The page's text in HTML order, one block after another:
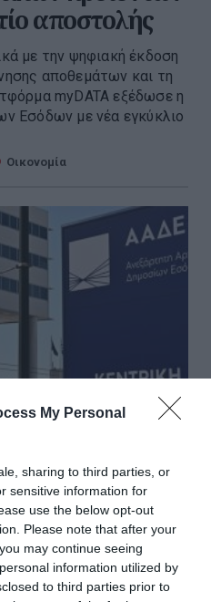
My Personal
sharing to third parties, or
sensitive information for
use the below opt-out
Please note that after your
may continue seeing
information utilized by
to third parties prior to
αποστολής
με την ψηφιακή έκδοση
αποθεμάτων και τη
myDATA εξέδωσε η
Εσόδων με νέα εγκύκλιο
Οικονομία
παροχές –
χρημάτων
στις γονικές